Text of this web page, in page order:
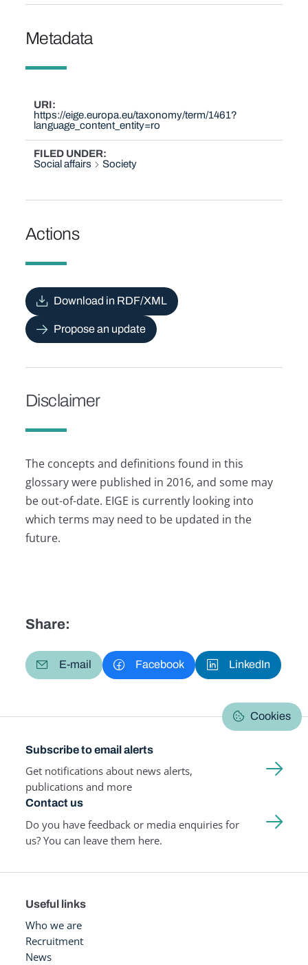
Metadata
URI
https://eige.europa.eu/taxonomy/term/1461?
language_content_entity=ro
FILED UNDER
Social affairs
Society
Actions
Download in RDF/XML
Propose an update
Disclaimer
The concepts and definitions found in this
glossary were published in 2016, and some may
be out-of-date. EIGE is currently looking into
which terms may need to be updated in the
future.
Share:
E-mail Facebook LinkedIn
Cookies
Subscribe to email alerts
Get notifications about news alerts,
publications and more
Contact us
Do you have feedback or media enquiries for
us? You can leave them here.
Useful links
Who we are
Recruitment
News